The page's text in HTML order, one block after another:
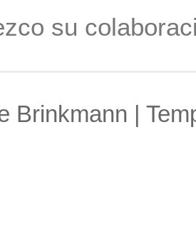
su
Brinkmann |